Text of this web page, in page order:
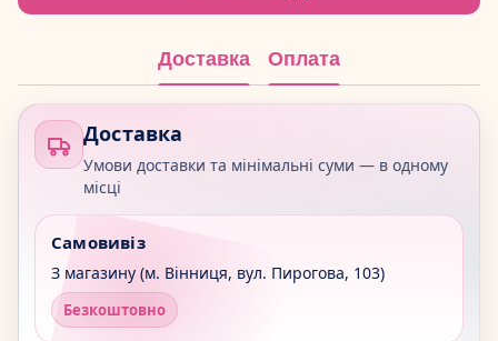
Доставка Оплата
Доставка
Умови доставки та мінімальні суми — в одному
місці
Самовивіз
З магазину (м. Вінниця, вул. Пирогова, 103)
Безкоштовно